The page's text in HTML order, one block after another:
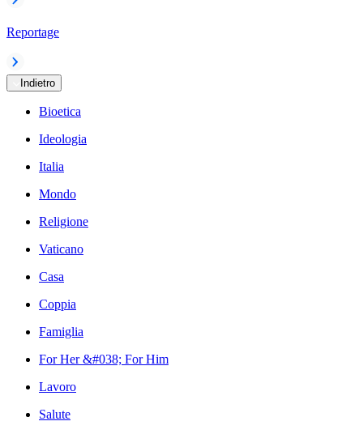
Reportage
Indietro
Bioetica
Ideologia
Italia
Mondo
Religione
Vaticano
Casa
Coppia
Famiglia
For Her &#038; For Him
Lavoro
Salute